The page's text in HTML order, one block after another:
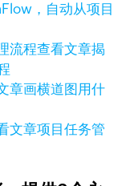
，自动从项目
查看文章揭
章画横道图用什
文章项目任务管